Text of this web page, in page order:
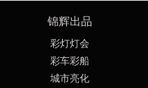
锦辉出品
彩灯灯会
彩车彩船
城市亮化